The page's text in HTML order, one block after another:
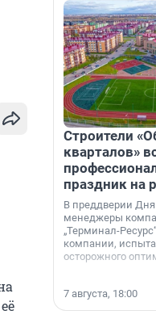
Строители
кварталов»
праздник на
В преддверии Дня
менеджеры
„Терминал-
компании,
осторожного
7 августа, 18:00